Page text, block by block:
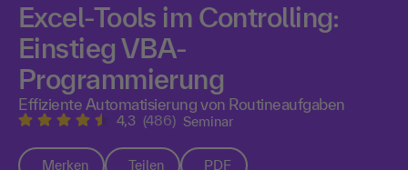
Excel-Tools im Controlling:
Einstieg VBA-
Programmierung
Effiziente Automatisierung von Routineaufgaben
4,3 (486) Seminar
Merken Teilen PDF